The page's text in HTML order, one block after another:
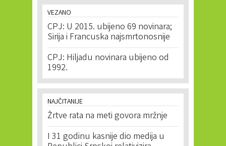
VEZANO
CPJ: U 2015. ubijeno 69 novinara;
Sirija i Francuska najsmrtonosnije
CPJ: Hiljadu novinara ubijeno od
1992.
NAJČITANIJE
Žrtve rata na meti govora mržnje
I 31 godinu kasnije dio medija u